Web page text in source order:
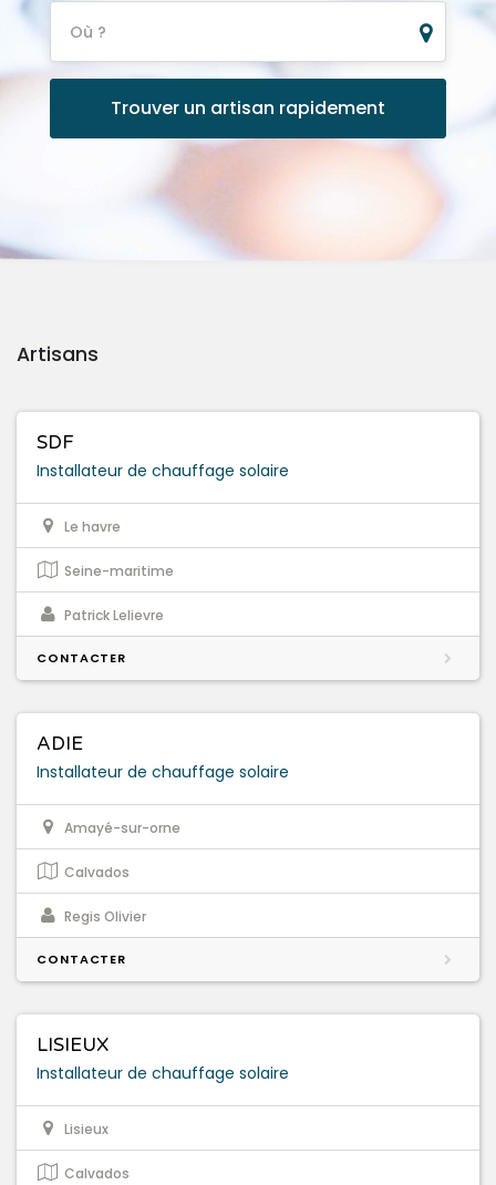
Où ?
Artisans
SDF
Installateur de chauffage solaire
Le havre
Seine-maritime
Patrick Lelievre
CONTACTER
ADIE
Installateur de chauffage solaire
Amayé-sur-orne
Calvados
Regis Olivier
CONTACTER
LISIEUX
Installateur de chauffage solaire
Lisieux
Calvados